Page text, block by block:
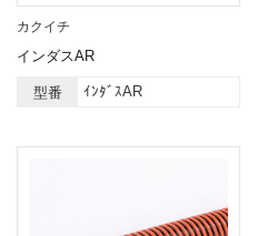
カクイチ
インダスAR
型番 ｲﾝﾀﾞｽAR